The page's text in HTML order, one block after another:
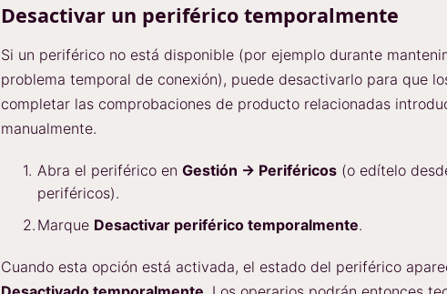
Desactivar un periférico temporalmente
Si un periférico no está disponible (por ejemplo durante
problema temporal de conexión), puede desactivarlo para que
completar las comprobaciones de producto relacionadas
manualmente.
Abra el periférico en Gestión → Periféricos (o edítelo
periféricos).
Marque Desactivar periférico temporalmente.
Cuando esta opción está activada, el estado del periférico